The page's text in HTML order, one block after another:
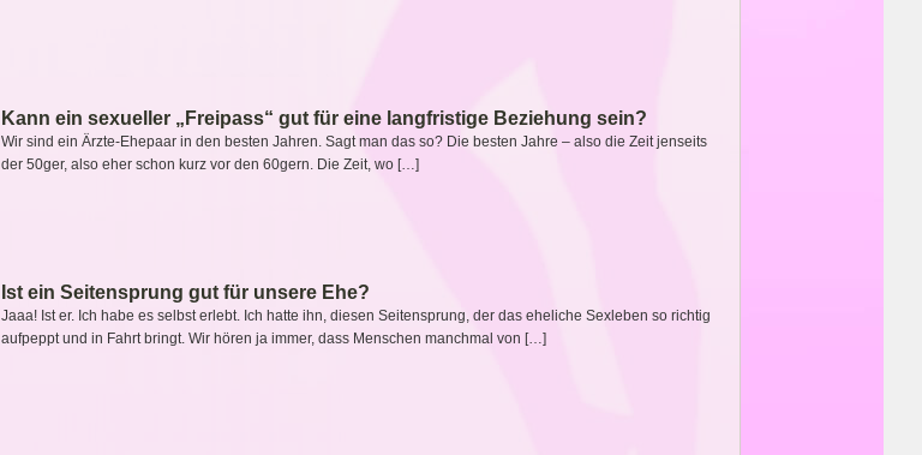
Kann ein sexueller „Freipass“ gut für eine langfristige Beziehung sein?
Wir sind ein Ärzte-Ehepaar in den besten Jahren. Sagt man das so? Die besten Jahre – also die Zeit jenseits
der 50ger, also eher schon kurz vor den 60gern. Die Zeit, wo […]
Ist ein Seitensprung gut für unsere Ehe?
Jaaa! Ist er. Ich habe es selbst erlebt. Ich hatte ihn, diesen Seitensprung, der das eheliche Sexleben so richtig
aufpeppt und in Fahrt bringt. Wir hören ja immer, dass Menschen manchmal von […]